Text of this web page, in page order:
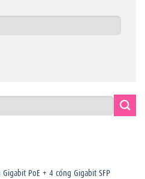
PoE + 4 cổng Gigabit SFP